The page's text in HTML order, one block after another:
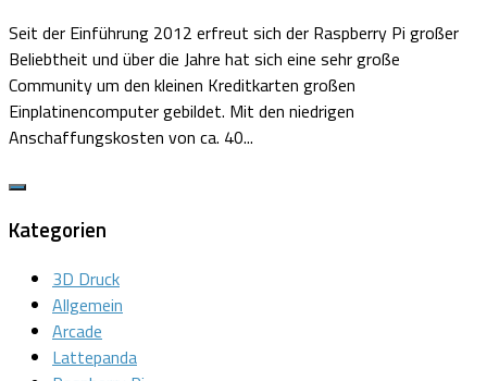
Seit der Einführung 2012 erfreut sich der Raspberry Pi großer
Beliebtheit und über die Jahre hat sich eine sehr große
Community um den kleinen Kreditkarten großen
Einplatinencomputer gebildet. Mit den niedrigen
Anschaffungskosten von ca. 40...
Kategorien
3D Druck
Allgemein
Arcade
Lattepanda